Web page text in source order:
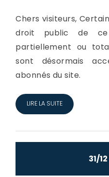
Chers visiteurs,
droit public de
partiellement ou
sont désormais
abonnés du site.
LIRE LA SUITE
31/